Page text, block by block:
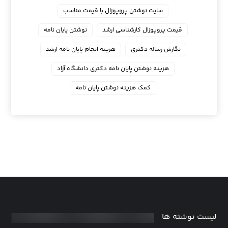
سایت نوشتن پروپوزال با قیمت مناسب
قیمت پروپوزال کارشناسی ارشد
نوشتن پایان نامه
نگارش رساله دکتری
هزینه انجام پایان نامه ارشد
هزینه نوشتن پایان نامه دکتری دانشگاه آزاد
کمک هزینه نوشتن پایان نامه
لیست نوشته ها